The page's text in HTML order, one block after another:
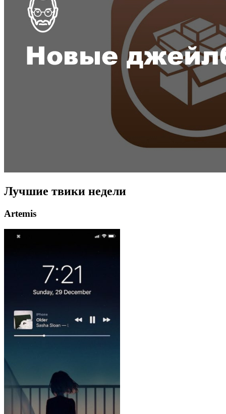
Лучшие твики недели
Artemis